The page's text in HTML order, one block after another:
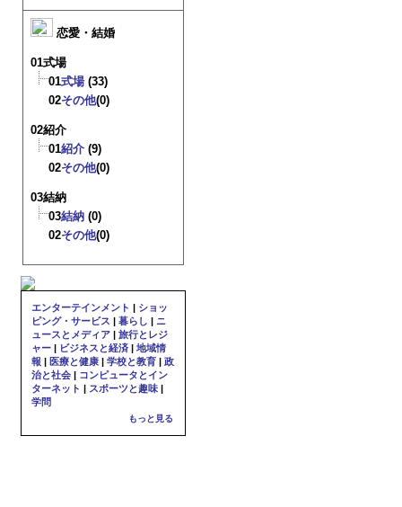
恋愛・結婚
01式場
01式場(33)
02その他(0)
02紹介
01紹介 (9)
02その他(0)
03結納
03結納 (0)
02その他(0)
エンターテインメント | ショッ
ピング・サービス | 暮らし | ニ
ュースとメディア | 旅行とレジ
ャー | ビジネスと経済 | 地域情
報 | 医療と健康 | 学校と教育 | 政
治と社会 | コンピュータとイン
ターネット | スポーツと趣味 |
学問
もっと見る